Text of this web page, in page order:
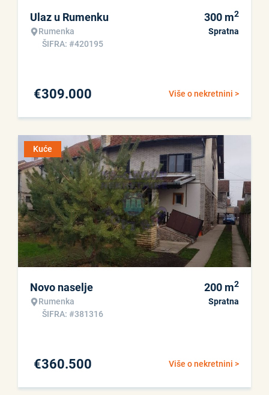
Ulaz u Rumenku
Rumenka
ŠIFRA: #420195
300 m2
Spratna
Više o nekretnini >
€309.000
Kuće
Novo naselje
Rumenka
ŠIFRA: #381316
200 m2
Spratna
Više o nekretnini >
€360.500